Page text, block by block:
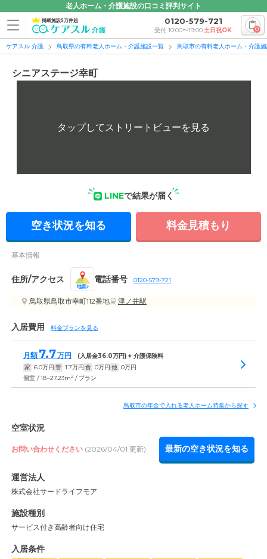
老人ホーム・介護施設の口コミ評判サイト
掲載施設5万件超 0120-579-721
受付 10:00〜19:00土日祝OK 0
ケアスル 介護 鳥取県の有料老人ホーム・介護施設一覧 鳥取市の有料老人ホーム・介護
シニアステージ幸町
LINEで結果が届く
空き状況を知る 料金見積もり
基本情報
住所/アクセス
地図
電話番号 0120-579-721
鳥取県鳥取市幸町112番地 津ノ井駅
入居費用 料金プランを見る
月額 7.7万円 (入居金36.0万円) + 介護保険料
家 6.0万円 管 1.7万円 食 0万円 他 0万円
個室 / 18~27.23m2 / プラン
鳥取市の年金で入れる老人ホーム特集から探す
空室状況
お問い合わせください (2026/04/01 更新) 最新の空き状況を知る
運営法人
株式会社サードライフモア
施設種別
サービス付き高齢者向け住宅
入居条件